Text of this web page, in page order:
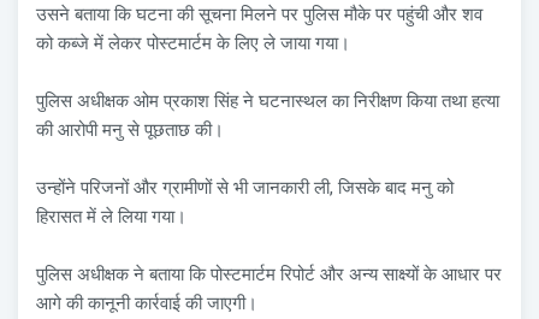
उसने बताया कि घटना की सूचना मिलने पर पुलिस मौके पर पहुंची और शव
को कब्जे में लेकर पोस्टमार्टम के लिए ले जाया गया।
पुलिस अधीक्षक ओम प्रकाश सिंह ने घटनास्थल का निरीक्षण किया तथा हत्या
की आरोपी मनु से पूछताछ की।
उन्होंने परिजनों और ग्रामीणों से भी जानकारी ली, जिसके बाद मनु को
हिरासत में ले लिया गया।
पुलिस अधीक्षक ने बताया कि पोस्टमार्टम रिपोर्ट और अन्य साक्ष्यों के आधार पर
आगे की कानूनी कार्रवाई की जाएगी।